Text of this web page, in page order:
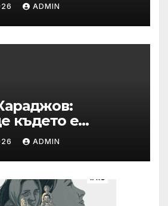
ADMIN
където е
човешка грешка
трябва да
за вторичен
ADMIN